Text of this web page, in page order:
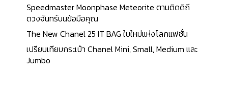
Speedmaster Moonphase Meteorite ตามติดดิถี
ดวงจันทร์บนข้อมือคุณ
The New Chanel 25 IT BAG ใบใหม่แห่งโลกแฟชั่น
เปรียบเทียบกระเป๋า Chanel Mini, Small, Medium และ
Jumbo